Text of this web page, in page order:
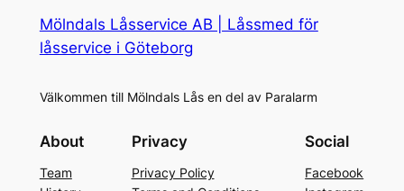
Mölndals Låsservice AB | Låssmed för
låsservice i Göteborg
Välkommen till Mölndals Lås en del av Paralarm
About
Team
Privacy
Privacy Policy
Social
Facebook